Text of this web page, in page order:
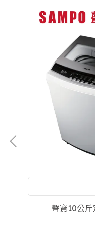
附設：家電維修，
煩惱，
聲寶10公